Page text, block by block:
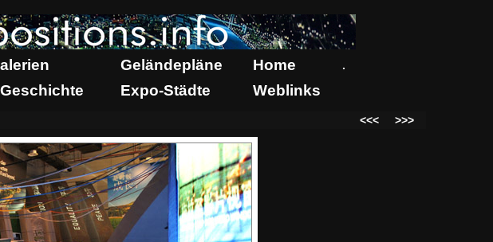
Geländepläne Home .
Expo-Städte Weblinks
<<< >>>